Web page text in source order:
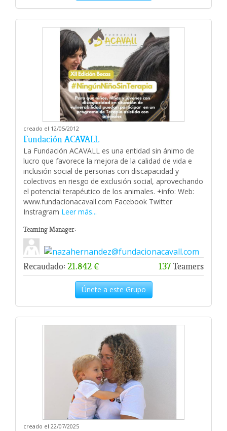
creado el 12/05/2012
Fundación ACAVALL
La Fundación ACAVALL es una entidad sin ánimo de
lucro que favorece la mejora de la calidad de vida e
inclusión social de personas con discapacidad y
colectivos en riesgo de exclusión social, aprovechando
el potencial terapéutico de los animales. +info: Web:
www.fundacionacavall.com Facebook Twitter
Instragram Leer más...
Teaming Manager:
Recaudado: 21.842 € 137Teamers
Únete a este Grupo
creado el 22/07/2025